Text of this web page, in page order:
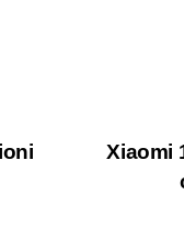
Xiaomi